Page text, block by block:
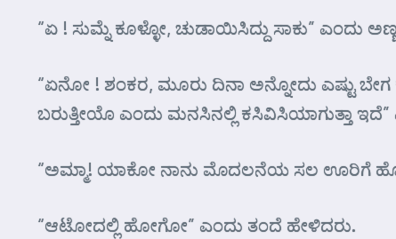
“ಏ ! ಸುಮ್ನೆ ಕೂಳ್ಳೋ, ಚುಡಾಯಿಸಿದ್ದು ಸಾಕು” ಎಂದು
“ಏನೋ ! ಶಂಕರ, ಮೂರು ದಿನಾ ಅನ್ನೋದು ಎಷ್ಟು
ಬರುತ್ತೀಯೊ ಎಂದು ಮನಸಿನಲ್ಲಿ ಕಸಿವಿಸಿಯಾಗುತ್ತಾ
“ಅಮ್ಮಾ! ಯಾಕೋ ನಾನು ಮೊದಲನೆಯ ಸಲ ಊರಿಗೆ
“ಆಟೋದಲ್ಲಿ ಹೋಗೋ” ಎಂದು ತಂದೆ ಹೇಳಿದರು.